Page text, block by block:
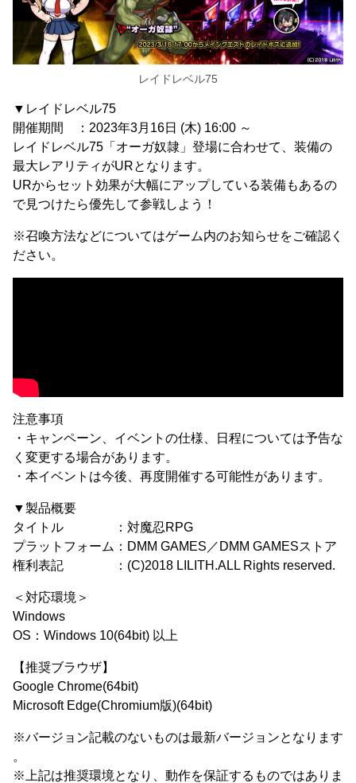
レイドレベル75
▼レイドレベル75
開催期間 ：2023年3月16日 (木) 16:00 ～
レイドレベル75「オーガ奴隷」登場に合わせて、装備の
最大レアリティがURとなります。
URからセット効果が大幅にアップしている装備もあるの
で見つけたら優先して参戦しよう！
※召喚方法などについてはゲーム内のお知らせをご確認く
ださい。
注意事項
・キャンペーン、イベントの仕様、日程については予告な
く変更する場合があります。
・本イベントは今後、再度開催する可能性があります。
▼製品概要
タイトル ：対魔忍RPG
プラットフォーム：DMM GAMES／DMM GAMESストア
権利表記 ：(C)2018 LILITH.ALL Rights reserved.
＜対応環境＞
Windows
OS：Windows 10(64bit) 以上
【推奨ブラウザ】
Google Chrome(64bit)
Microsoft Edge(Chromium版)(64bit)
※バージョン記載のないものは最新バージョンとなります
。
※上記は推奨環境となり、動作を保証するものではありま